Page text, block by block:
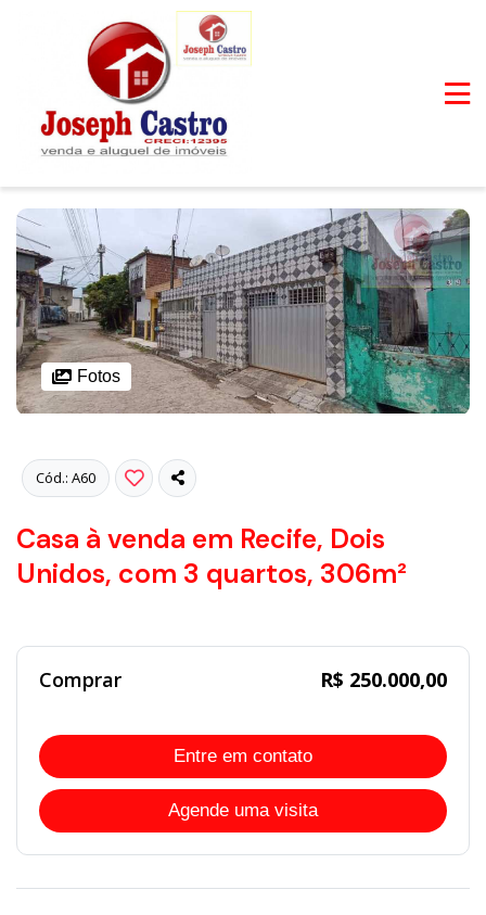
Fotos
Cód.: A60
Casa à venda em Recife, Dois
Unidos, com 3 quartos, 306m²
Comprar R$ 250.000,00
Entre em contato
Agende uma visita